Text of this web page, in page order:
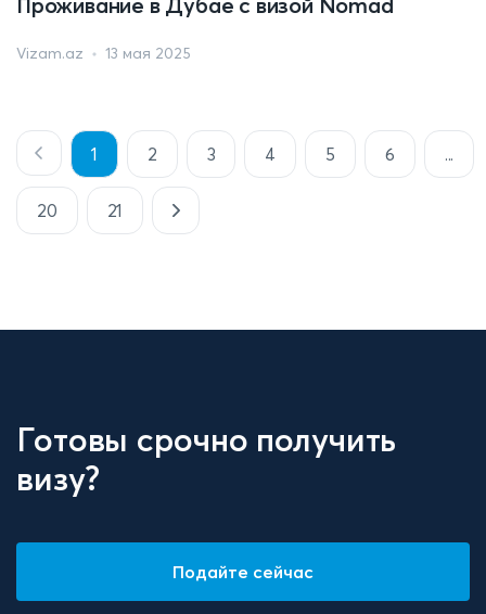
Vizam.az 13 мая 2025
1 2 3 4 5 6 ...
20 21
Готовы срочно получить
визу?
Подайте сейчас